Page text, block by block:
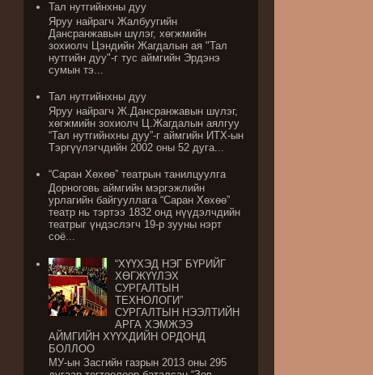
Тал нутгийнхны дуу
Яруу найрагч Жалбуугийн
Дансранжавын шүлэг, хөгжмийн
зохиолч Цэндийн Жагдалын ая "Тал
нутгийн дуу"-г тус аймгийн Эрдэнэ
сумын тэ...
Тал нутгийнхны дуу
Яруу найрагч Ж.Дансранжавын шүлэг,
хөгжмийн зохиолч Ц.Жагдалын аялгуу
“Тал нутгийнхны дуу”-г аймгийн ИТХ-ын
Тэргүүлэгчдийн 2002 оны 52 дуга...
“Саран Хөхөө” театрын танилцуулга
Дорноговь аймгийн мэргэжлийн
урлагийн байгууллага “Саран Хөхөө”
театр нь тэртээ 1832 онд нүүдэлчдийн
театрыг үндэслэгч 19-р зууны нэрт
соё...
“ХҮҮХЭД НЭГ БҮРИЙГ
ХӨГЖҮҮЛЭХ
СУРГАЛТЫН
ТЕХНОЛОГИ”
СУРГАЛТЫН НЭЭЛТИЙН
АРГА ХЭМЖЭЭ
АЙМГИЙН ХҮҮХДИЙН ОРДОНД
БОЛЛОО
МУ-ын Засгийн газрын 2013 оны 295